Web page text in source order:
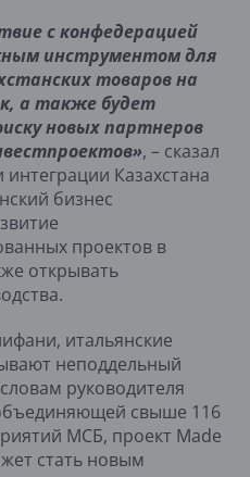
с конфедерацией
инструментом для
товаров на
а также будет
новых партнеров
, – сказал
Казахстана
бизнес
проектов в
открывать
итальянские
неподдельный
руководителя
свыше 116
МСБ, проект Made
стать новым